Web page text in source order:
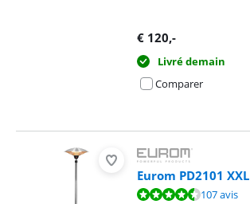
€ 120,-
Livré demain
Comparer
Eurom PD2101 XXL
La note est de 9,1 sur 10, basée sur 107 avis.107 avis